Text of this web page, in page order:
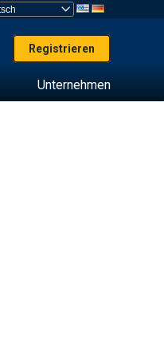
Registrieren
Unternehmen